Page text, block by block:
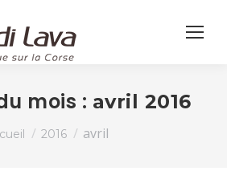
mois : avril 2016
êtes ici :
2016 avril